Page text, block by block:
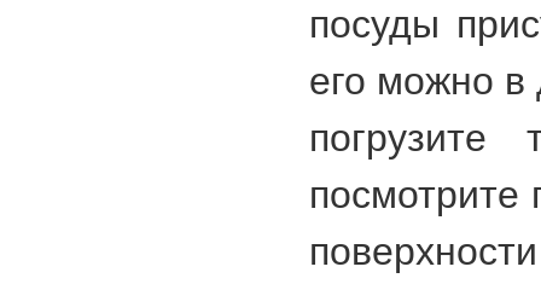
посуды
его можно
посмотрите